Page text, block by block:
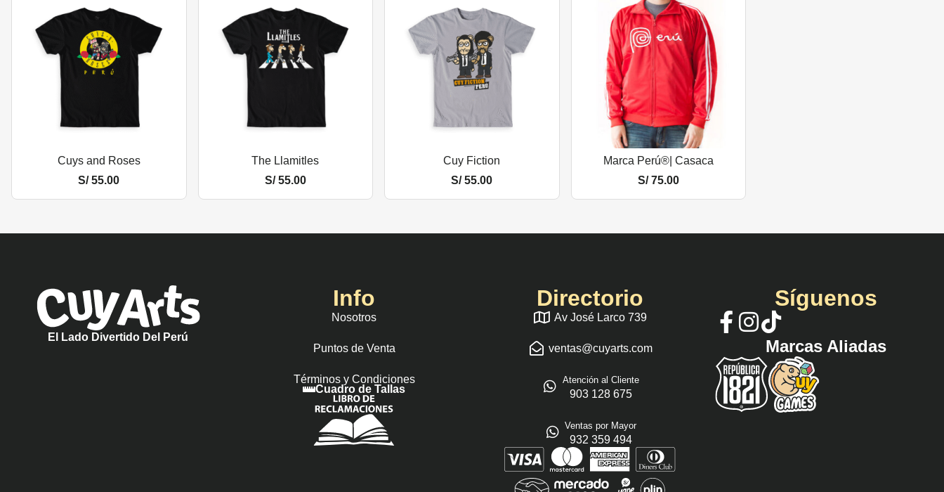
Cuys and Roses
S/55.00
The Llamitles
S/55.00
Cuy Fiction
S/55.00
Marca Perú®| Casaca
S/75.00
El Lado Divertido Del Perú
Info
Nosotros
Puntos de Venta
Términos y Condiciones
Cuadro de Tallas
Directorio
Av José Larco 739
ventas@cuyarts.com
Atención al Cliente
903 128 675
Ventas por Mayor
932 359 494
Síguenos
Marcas Aliadas